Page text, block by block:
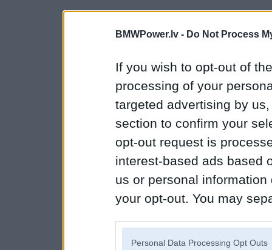
BMWPower.lv - Do Not Process
If you wish to opt-out of
processing of your
targeted advertising by
section to confirm your
opt-out request is
interest-based ads based
us or personal
your opt-out. You may
Personal Data Processing Opt Outs